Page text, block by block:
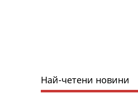
Най-четени новини